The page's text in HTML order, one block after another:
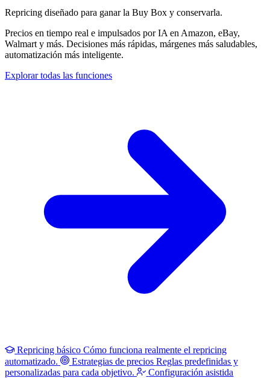
Repricing diseñado para ganar la Buy Box y conservarla.
Precios en tiempo real e impulsados por IA en Amazon, eBay,
Walmart y más. Decisiones más rápidas, márgenes más saludables,
automatización más inteligente.
Explorar todas las funciones
Repricing básico Cómo funciona realmente el repricing
automatizado.
Estrategias de precios Reglas predefinidas y
personalizadas para cada objetivo.
Configuración asistida